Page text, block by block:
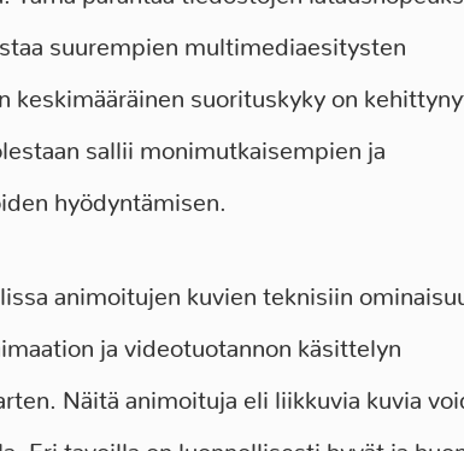
suurempien multimediaesitysten
keskimääräinen suorituskyky on
sallii monimutkaisempien ja
hyödyntämisen.
animoitujen kuvien teknisiin
ja videotuotannon käsittelyn
Näitä animoituja eli liikkuvia kuvia